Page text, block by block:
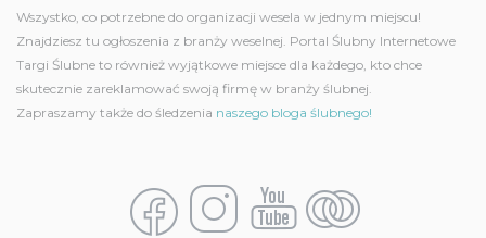
Wszystko, co potrzebne do organizacji wesela w jednym miejscu!
Znajdziesz tu ogłoszenia z branży weselnej. Portal Ślubny Internetowe
Targi Ślubne to również wyjątkowe miejsce dla każdego, kto chce
skutecznie zareklamować swoją firmę w branży ślubnej.
Zapraszamy także do śledzenia naszego bloga ślubnego!